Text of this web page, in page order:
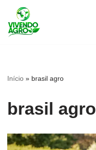
Pular
para
Início » brasil agro
brasil agro